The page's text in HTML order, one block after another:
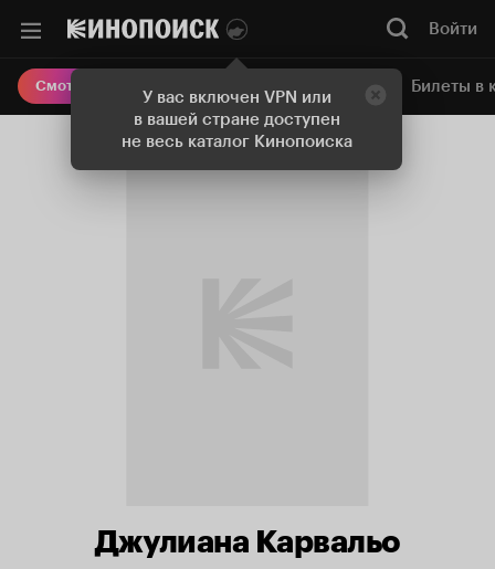
У вас включен VPN или
в вашей стране доступен
не весь каталог Кинопоиска
Войти
Смотреть кино Онлайн-кинотеатр Билеты в
Джулиана Карвальо